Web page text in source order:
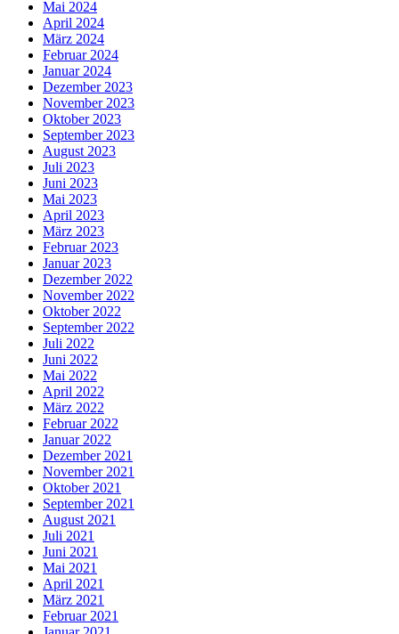
Mai 2024
April 2024
März 2024
Februar 2024
Januar 2024
Dezember 2023
November 2023
Oktober 2023
September 2023
August 2023
Juli 2023
Juni 2023
Mai 2023
April 2023
März 2023
Februar 2023
Januar 2023
Dezember 2022
November 2022
Oktober 2022
September 2022
Juli 2022
Juni 2022
Mai 2022
April 2022
März 2022
Februar 2022
Januar 2022
Dezember 2021
November 2021
Oktober 2021
September 2021
August 2021
Juli 2021
Juni 2021
Mai 2021
April 2021
März 2021
Februar 2021